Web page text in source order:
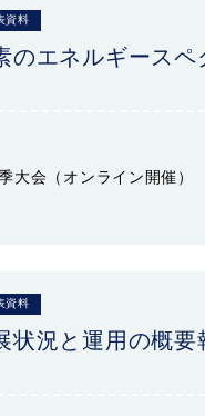
資料
のエネルギース
大会（オンライン開催）
資料
状況と運用の概要